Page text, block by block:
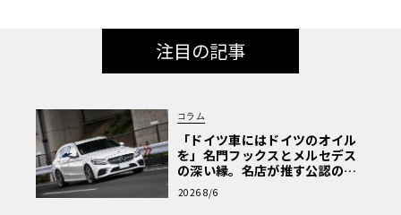
注目の記事
コラム
「ドイツ車にはドイツのオイル
を」名門フックスとメルセデス
の深い縁。名店が推す公認の安
心と、Cクラスで味わうシルキー
な走り〈PR〉
2026 8/6